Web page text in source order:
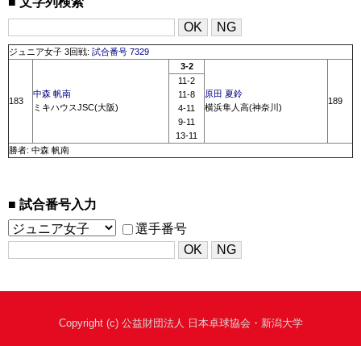
ジュニア女子 3回戦: 試合番号 7329
183
中森 帆南
ミキハウスJSC(大阪)
3-2
原田 夏鈴
横浜隼人高(神奈川)
189
11-2
11-8
4-11
9-11
13-11
勝者: 中森 帆南
試合番号入力
選手番号
Copyright (c) 公益財団法人 日本卓球協会・新潟大学